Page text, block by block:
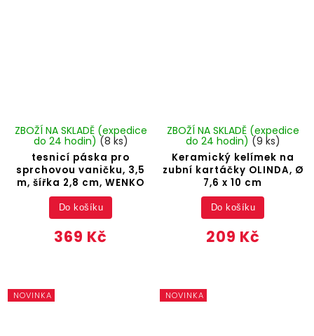
tesnicí páska pro
sprchovou vaničku, 3,5
m, šířka 2,8 cm, WENKO
ZBOŽÍ NA SKLADĚ (expedice
do 24 hodin) (8 ks)
369 Kč
Do košíku
Keramický kelímek na
zubní kartáčky OLINDA, Ø
7,6 x 10 cm
ZBOŽÍ NA SKLADĚ (expedice
do 24 hodin) (9 ks)
209 Kč
Do košíku
NOVINKA NOVINKA